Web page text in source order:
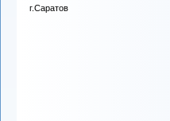
г.Саратов